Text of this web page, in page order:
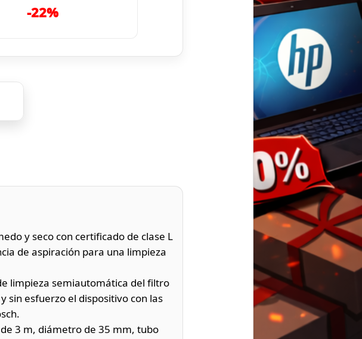
-22%
y seco con certificado de clase L
de aspiración para una limpieza
limpieza semiautomática del filtro
sin esfuerzo el dispositivo con las
3 m, diámetro de 35 mm, tubo